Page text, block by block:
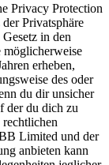
Privacy Protection
Privatsphäre
in den
möglicherweise
erheben,
des oder
du dir unsicher
der du dich zu
Limited und der
anbieten kann